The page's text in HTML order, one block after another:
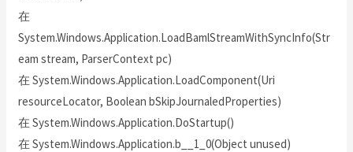
在
System.Windows.Application.LoadBamlStreamWithSyncInfo(Str
eam stream, ParserContext pc)
在 System.Windows.Application.LoadComponent(Uri
resourceLocator, Boolean bSkipJournaledProperties)
在 System.Windows.Application.DoStartup()
在 System.Windows.Application.b__1_0(Object unused)